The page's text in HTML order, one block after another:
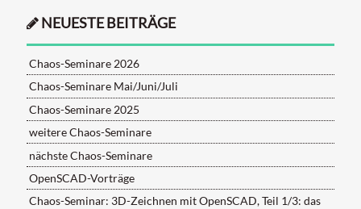
NEUESTE BEITRÄGE
Chaos-Seminare 2026
Chaos-Seminare Mai/Juni/Juli
Chaos-Seminare 2025
weitere Chaos-Seminare
nächste Chaos-Seminare
OpenSCAD-Vorträge
Chaos-Seminar: 3D-Zeichnen mit OpenSCAD, Teil 1/3: das